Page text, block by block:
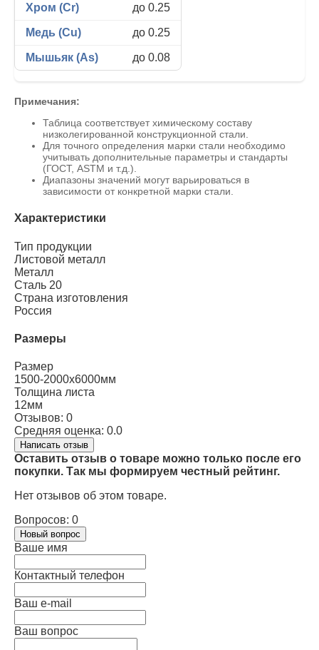
до 0.25
до 0.25
до 0.08
Примечания:
Таблица соответствует химическому составу
низколегированной конструкционной стали.
Для точного определения марки стали необходимо
учитывать дополнительные параметры и стандарты
(ГОСТ, ASTM и т.д.).
Диапазоны значений могут варьироваться в
зависимости от конкретной марки стали.
Характеристики
Тип продукции
Листовой металл
Металл
Сталь 20
Страна изготовления
Россия
Размеры
Размер
1500-2000х6000мм
Толщина листа
12мм
Отзывов: 0
Средняя оценка: 0.0
Написать отзыв
Оставить отзыв о товаре можно только после его
покупки. Так мы формируем честный рейтинг.
Нет отзывов об этом товаре.
Вопросов: 0
Новый вопрос
Ваше имя
Контактный телефон
Ваш e-mail
Ваш вопрос